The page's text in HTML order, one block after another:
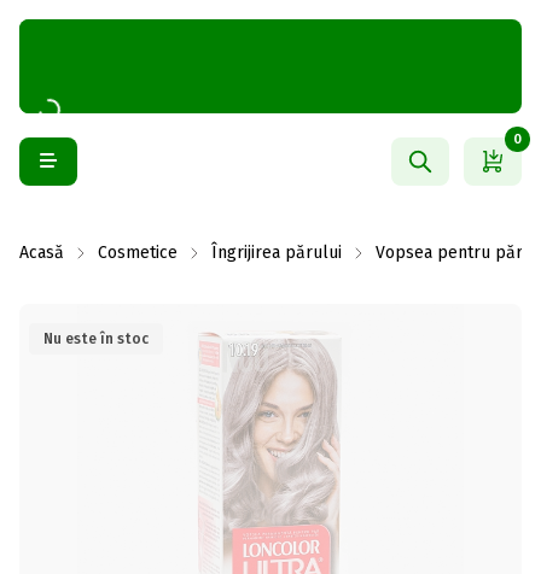
0
Acasă Cosmetice Îngrijirea părului Vopsea pentru păr
Nu este în stoc